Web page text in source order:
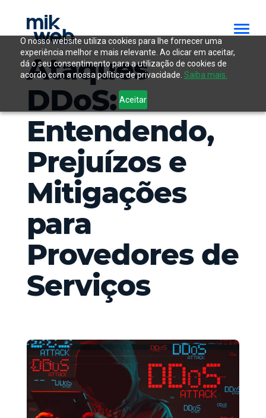
O nosso website utiliza cookies para lhe fornecer uma
experiência melhor e mais relevante. Ao clicar em aceitar,
dá o seu consentimento para a utilização de cookies de
acordo com a nossa política de privacidade. Saiba mais.
Aceitar
Ataques
DDoS:
Entendendo,
Prejuízos e
Mitigações
para
Provedores de
Serviços